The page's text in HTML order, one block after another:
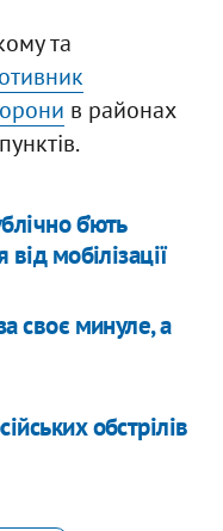
та
в районах
б’ють
мобілізації
своє минуле, а
обстрілів